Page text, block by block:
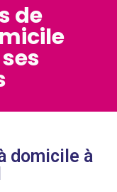
de
domicile à